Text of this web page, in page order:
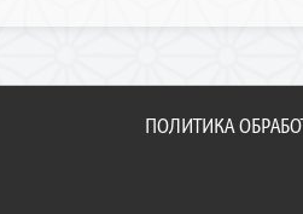
ПОЛИТИКА